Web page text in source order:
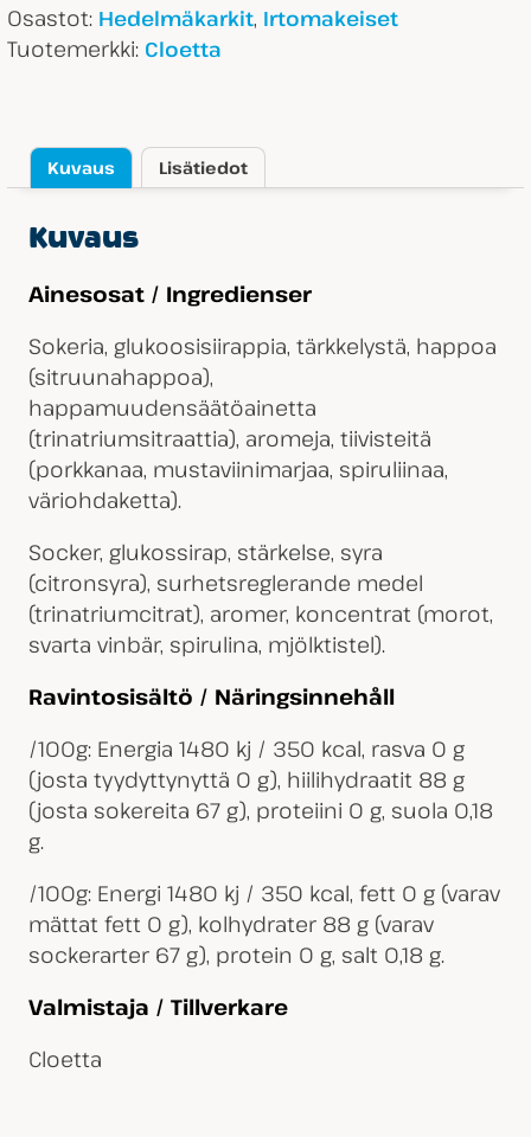
Osastot: Hedelmäkarkit, Irtomakeiset
Tuotemerkki: Cloetta
Kuvaus Lisätiedot
Kuvaus
Ainesosat / Ingredienser
Sokeria, glukoosisiirappia, tärkkelystä, happoa
(sitruunahappoa),
happamuudensäätöainetta
(trinatriumsitraattia), aromeja, tiivisteitä
(porkkanaa, mustaviinimarjaa, spiruliinaa,
väriohdaketta).
Socker, glukossirap, stärkelse, syra
(citronsyra), surhetsreglerande medel
(trinatriumcitrat), aromer, koncentrat (morot,
svarta vinbär, spirulina, mjölktistel).
Ravintosisältö / Näringsinnehåll
/100g: Energia 1480 kj / 350 kcal, rasva 0 g
(josta tyydyttynyttä 0 g), hiilihydraatit 88 g
(josta sokereita 67 g), proteiini 0 g, suola 0,18
g.
/100g: Energi 1480 kj / 350 kcal, fett 0 g (varav
mättat fett 0 g), kolhydrater 88 g (varav
sockerarter 67 g), protein 0 g, salt 0,18 g.
Valmistaja / Tillverkare
Cloetta